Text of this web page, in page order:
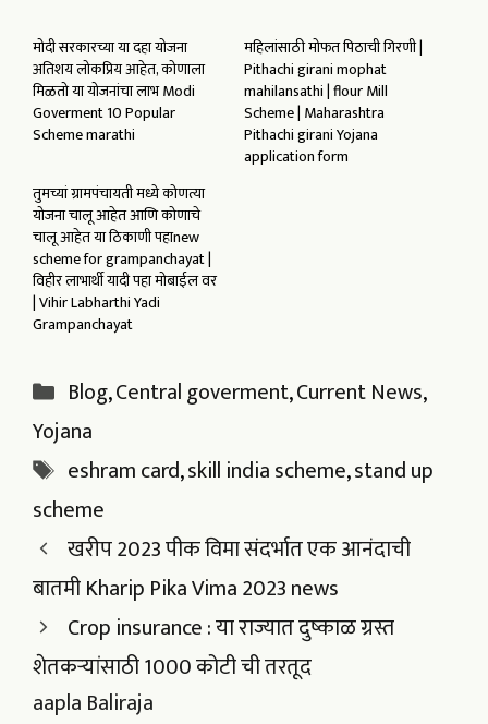
मोदी सरकारच्या या दहा योजना
अतिशय लोकप्रिय आहेत, कोणाला
मिळतो या योजनांचा लाभ Modi
Goverment 10 Popular
Scheme marathi
महिलांसाठी मोफत पिठाची गिरणी |
Pithachi girani mophat
mahilansathi | flour Mill
Scheme | Maharashtra
Pithachi girani Yojana
application form
तुमच्यां ग्रामपंचायती मध्ये कोणत्या
योजना चालू आहेत आणि कोणाचे
चालू आहेत या ठिकाणी पहाnew
scheme for grampanchayat |
विहीर लाभार्थी यादी पहा मोबाईल वर
| Vihir Labharthi Yadi
Grampanchayat
Categories
Blog,Central goverment,Current News,
Yojana
Tags
eshram card,skill india scheme,stand up
scheme
खरीप 2023 पीक विमा संदर्भात एक आनंदाची
बातमी Kharip Pika Vima 2023 news
Crop insurance : या राज्यात दुष्काळ ग्रस्त
शेतकऱ्यांसाठी 1000 कोटी ची तरतूद
aapla Baliraja